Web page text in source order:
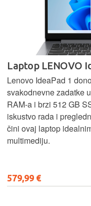
Laptop LENOVO
Lenovo IdeaPad 1
svakodnevne zadatke
RAM-a i brzi 512 GB
iskustvo rada i
čini ovaj laptop
multimediju.
579,99 €